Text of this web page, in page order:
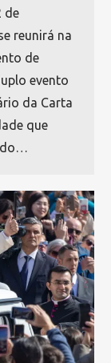
de
reunirá na
de
evento
da Carta
que
do…